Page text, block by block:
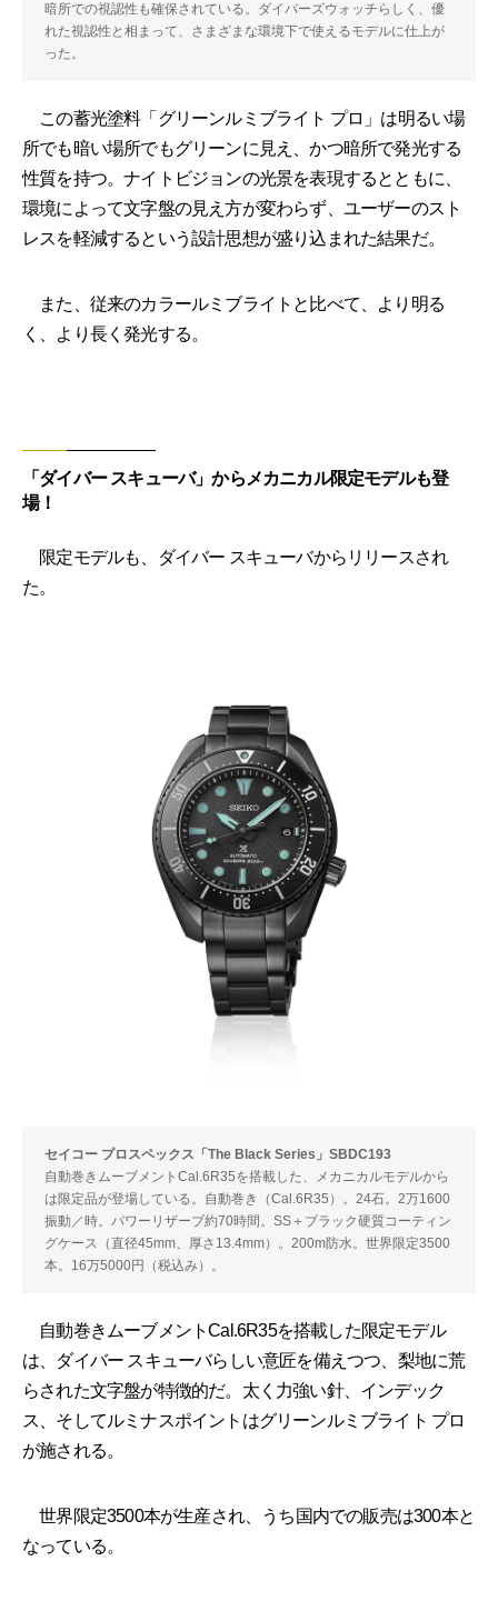
暗所での視認性も確保されている。ダイバーズウォッチらしく、優
れた視認性と相まって、さまざまな環境下で使えるモデルに仕上が
った。
この蓄光塗料「グリーンルミブライト プロ」は明るい場
所でも暗い場所でもグリーンに見え、かつ暗所で発光する
性質を持つ。ナイトビジョンの光景を表現するとともに、
環境によって文字盤の見え方が変わらず、ユーザーのスト
レスを軽減するという設計思想が盛り込まれた結果だ。
また、従来のカラールミブライトと比べて、より明る
く、より長く発光する。
「ダイバー スキューバ」からメカニカル限定モデルも登
場！
限定モデルも、ダイバー スキューバからリリースされ
た。
セイコー プロスペックス「The Black Series」SBDC193
自動巻きムーブメントCal.6R35を搭載した、メカニカルモデルから
は限定品が登場している。自動巻き（Cal.6R35）。24石。2万1600
振動／時。パワーリザーブ約70時間。SS＋ブラック硬質コーティン
グケース（直径45mm、厚さ13.4mm）。200m防水。世界限定3500
本。16万5000円（税込み）。
自動巻きムーブメントCal.6R35を搭載した限定モデル
は、ダイバー スキューバらしい意匠を備えつつ、梨地に荒
らされた文字盤が特徴的だ。太く力強い針、インデック
ス、そしてルミナスポイントはグリーンルミブライト プロ
が施される。
世界限定3500本が生産され、うち国内での販売は300本と
なっている。